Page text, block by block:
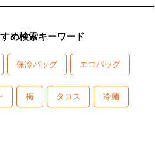
め検索キーワード
保冷バッグ エコバッグ
梅 タコス 冷麺